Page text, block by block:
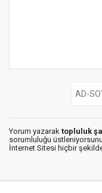
Yorum yazarak topluluk
sorumluluğu
İnternet Sitesi hiçbir